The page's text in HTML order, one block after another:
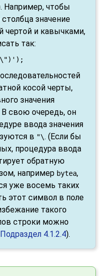
Например, чтобы
значение
чертой и кавычками,
так:
косой черты,
значения
В свою очередь, он
ввода значения
в "\. (Если бы
процедура ввода
обратную
например bytea,
уже восемь таких
этот символ в поле
такого
строки можно
Подраздел 4.1.2.4).